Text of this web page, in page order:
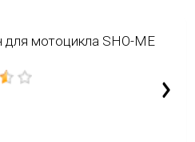
для мотоцикла SHO-ME